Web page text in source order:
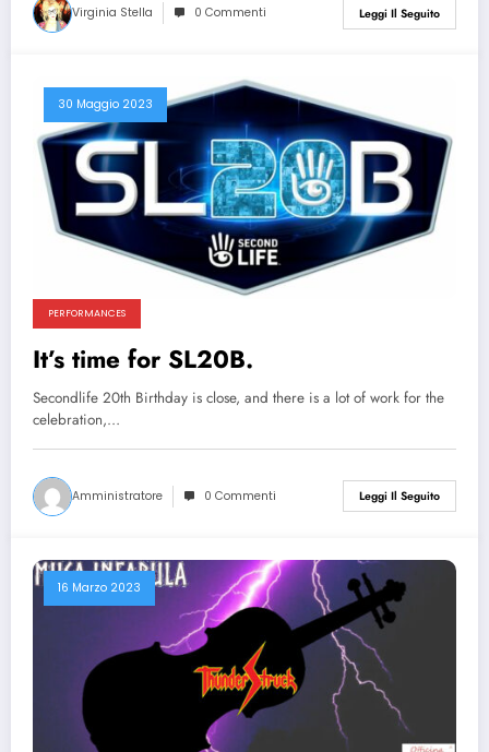
Virginia Stella 0 Commenti Leggi Il Seguito
30 Maggio 2023
PERFORMANCES
It’s time for SL20B.
Secondlife 20th Birthday is close, and there is a lot of work for the
celebration,…
Amministratore 0 Commenti Leggi Il Seguito
16 Marzo 2023